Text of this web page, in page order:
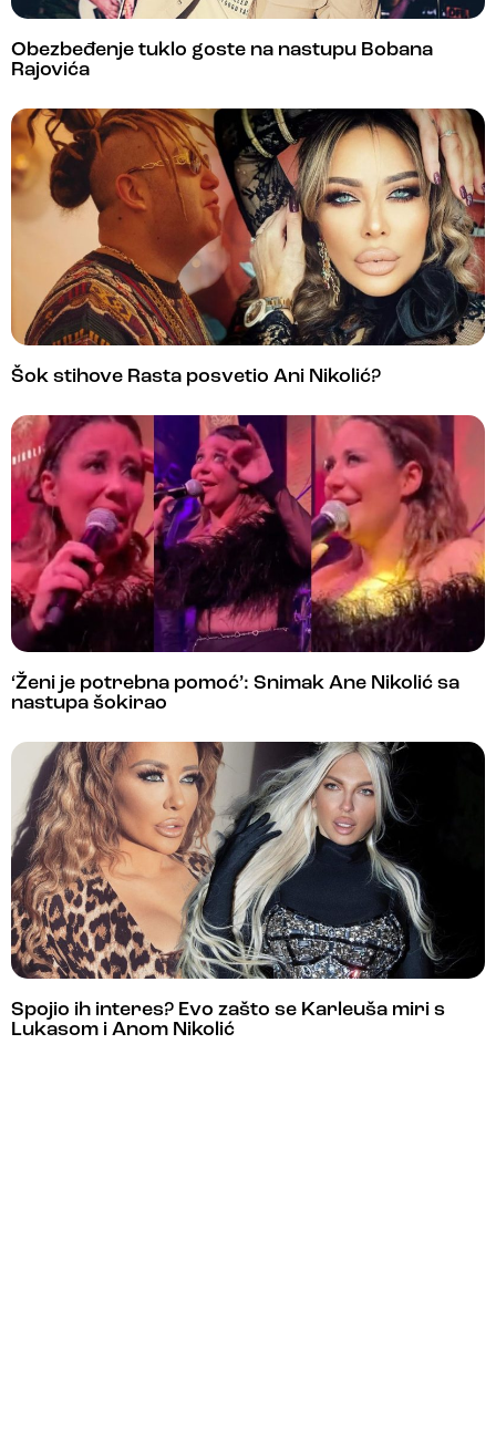
Obezbeđenje tuklo goste na nastupu Bobana
Rajovića
Šok stihove Rasta posvetio Ani Nikolić?
‘Ženi je potrebna pomoć’: Snimak Ane Nikolić sa
nastupa šokirao
Spojio ih interes? Evo zašto se Karleuša miri s
Lukasom i Anom Nikolić